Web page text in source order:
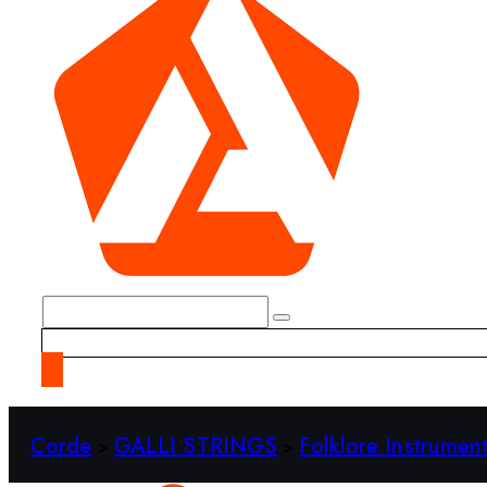
Corde GALLI STRINGS Folklore